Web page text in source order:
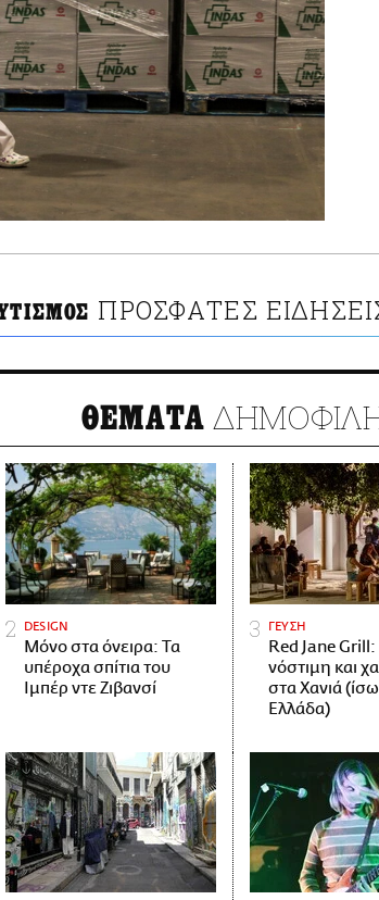
ΠΡΟΣΦΑΤΕΣ
ΘΕΜΑΤΑ
DESIGN
Μόνο στα όνειρα: Τα
υπέροχα σπίτια του
Ιμπέρ ντε Ζιβανσί
ΓΕΥΣΗ
Red Jane
νόστιμη και
στα Χανιά
Ελλάδα)